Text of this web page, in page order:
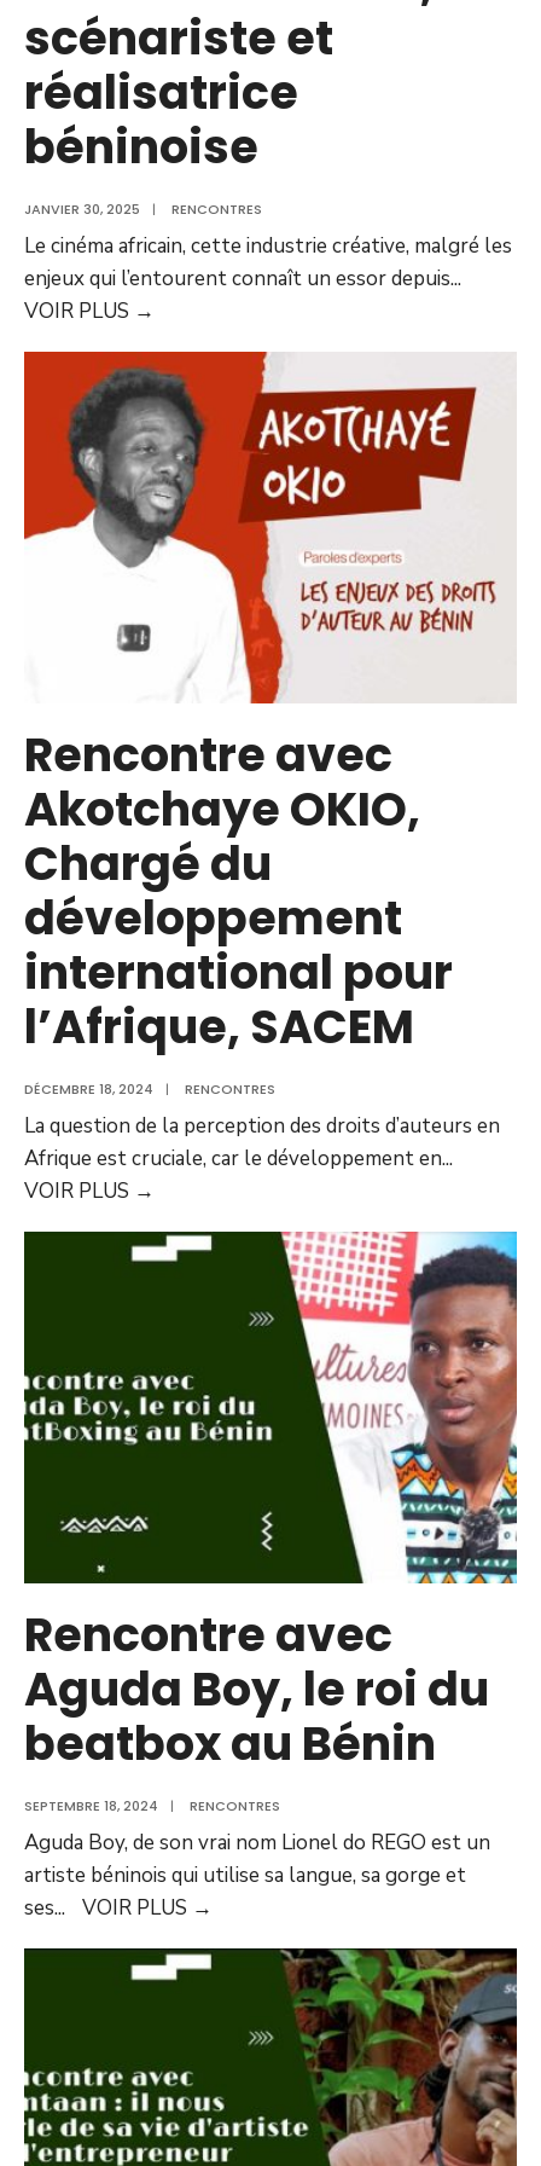
scénariste et
réalisatrice
béninoise
JANVIER 30, 2025 | RENCONTRES
Le cinéma africain, cette industrie créative, malgré les
enjeux qui l’entourent connaît un essor depuis...
VOIR PLUS →
Rencontre avec
Akotchaye OKIO,
Chargé du
développement
international pour
l’Afrique, SACEM
DÉCEMBRE 18, 2024 | RENCONTRES
La question de la perception des droits d’auteurs en
Afrique est cruciale, car le développement en...
VOIR PLUS →
Rencontre avec
Aguda Boy, le roi du
beatbox au Bénin
SEPTEMBRE 18, 2024 | RENCONTRES
Aguda Boy, de son vrai nom Lionel do REGO est un
artiste béninois qui utilise sa langue, sa gorge et
ses... VOIR PLUS →